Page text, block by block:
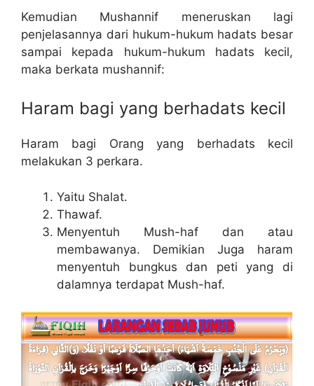
Kemudian Mushannif meneruskan lagi
penjelasannya dari hukum-hukum hadats besar
sampai kepada hukum-hukum hadats kecil,
maka berkata mushannif:
Haram bagi yang berhadats kecil
Haram bagi Orang yang berhadats kecil
melakukan 3 perkara.
Yaitu Shalat.
Thawaf.
Menyentuh Mush-haf dan atau
membawanya. Demikian Juga haram
menyentuh bungkus dan peti yang di
dalamnya terdapat Mush-haf.